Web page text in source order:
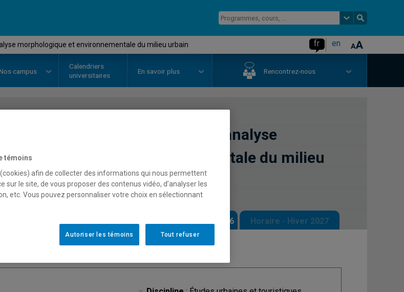
morphologique et environnementale du milieu urbain fr en
campus
Calendriers
universitaires
En savoir plus Rencontrez-nous
Praxis I : méthodes d'analyse
morphologique et environnementale du milieu
urbain
Horaire - Automne 2026 Horaire - Hiver 2027
témoins
afin de collecter des informations qui nous permettent
sur le site, de vous proposer des contenus vidéo, d’analyser les
etc. Vous pouvez personnaliser votre choix en sélectionnant
Tout refuser
Autoriser les témoins